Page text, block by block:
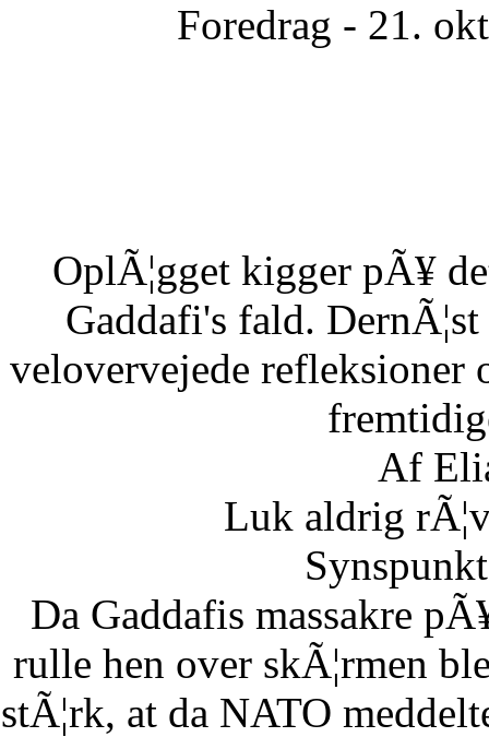
Foredrag - 21.
OplÃ¦gget kigger pÃ¥
Gaddafi's fald.
velovervejede refleksioner
Af
Luk aldrig
Da Gaddafis massakre
rulle hen over skÃ¦rmen
stÃ¦rk, at da NATO